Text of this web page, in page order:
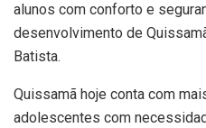
alunos com conforto e
desenvolvimento de
Batista.
Quissamã hoje conta com
adolescentes com